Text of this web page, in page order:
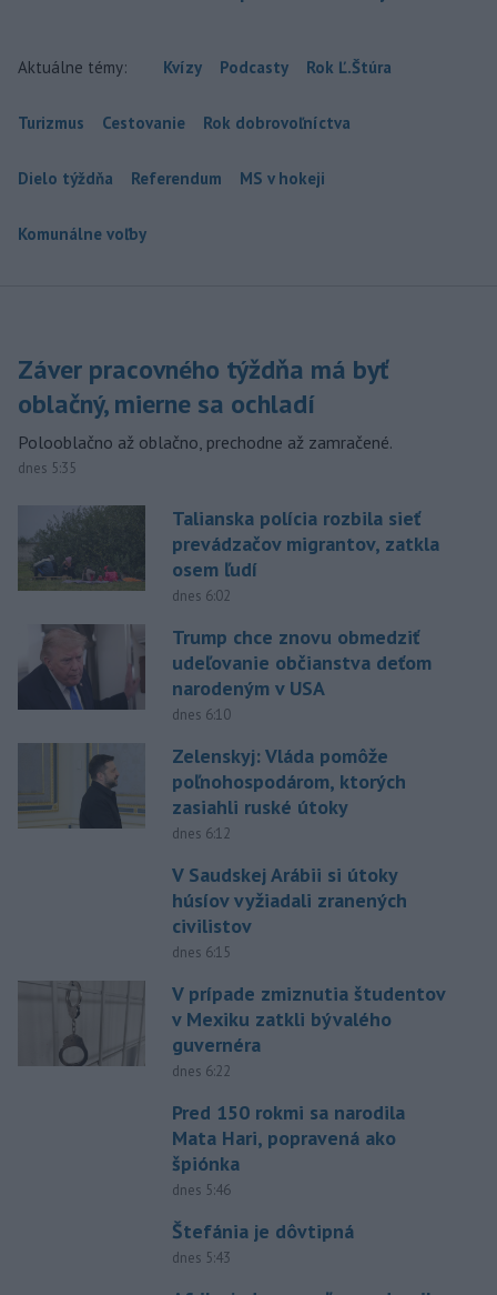
Aktuálne témy: Kvízy Podcasty Rok Ľ.Štúra
Turizmus Cestovanie Rok dobrovoľníctva
Dielo týždňa Referendum MS v hokeji
Komunálne voľby
Záver pracovného týždňa má byť
oblačný, mierne sa ochladí
Polooblačno až oblačno, prechodne až zamračené.
dnes 5:35
Talianska polícia rozbila sieť
prevádzačov migrantov, zatkla
osem ľudí
dnes 6:02
Trump chce znovu obmedziť
udeľovanie občianstva deťom
narodeným v USA
dnes 6:10
Zelenskyj: Vláda pomôže
poľnohospodárom, ktorých
zasiahli ruské útoky
dnes 6:12
V Saudskej Arábii si útoky
húsíov vyžiadali zranených
civilistov
dnes 6:15
V prípade zmiznutia študentov
v Mexiku zatkli bývalého
guvernéra
dnes 6:22
Pred 150 rokmi sa narodila
Mata Hari, popravená ako
špiónka
dnes 5:46
Štefánia je dôvtipná
dnes 5:43